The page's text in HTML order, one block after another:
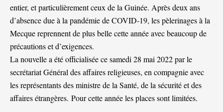
entier, et particulièrement ceux de la Guinée. Après deux ans
d’absence due à la pandémie de COVID-19, les pèlerinages à la
Mecque reprennent de plus belle cette année avec beaucoup de
précautions et d’exigences.
La nouvelle a été officialisée ce samedi 28 mai 2022 par le
secrétariat Général des affaires religieuses, en compagnie avec
les représentants des ministre de la Santé, de la sécurité et des
affaires étrangères. Pour cette année les places sont limitées.